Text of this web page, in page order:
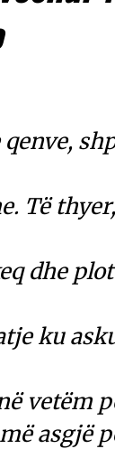
qenve,
Të
dhe
ku
vetëm
asgjë